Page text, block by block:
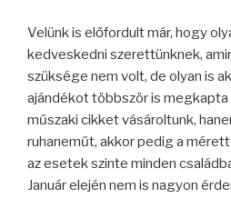
Velünk is előfordult már, hogy
kedveskedni szerettünknek,
szüksége nem volt, de olyan is
ajándékot többször is megkapta
műszaki cikket vásároltunk,
ruhaneműt, akkor pedig a
az esetek szinte minden
Január elején nem is nagyon